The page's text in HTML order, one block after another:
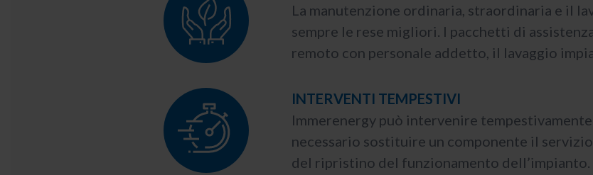
La manutenzione ordinaria, straordinaria e il
sempre le rese migliori. I pacchetti di
remoto con personale addetto, il lavaggio
INTERVENTI TEMPESTIVI
Immerenergy può intervenire
necessario sostituire un componente il
del ripristino del funzionamento dell’impianto.